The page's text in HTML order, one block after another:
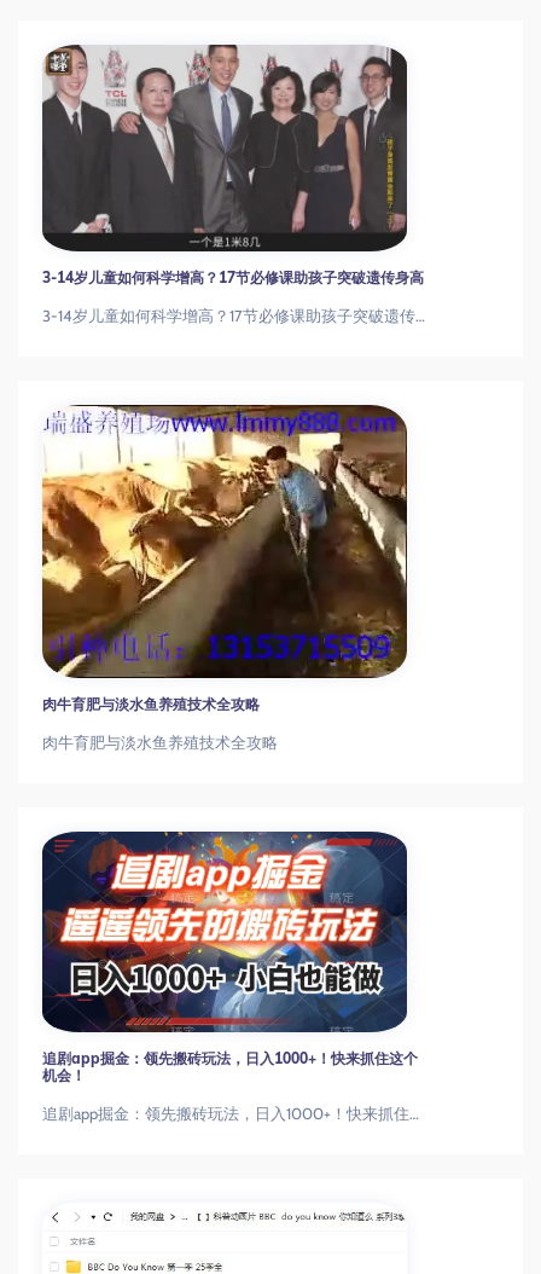
3-14岁儿童如何科学增高？17节必修课助孩子突破遗传身高
3-14岁儿童如何科学增高？17节必修课助孩子突破遗传身高
肉牛育肥与淡水鱼养殖技术全攻略
肉牛育肥与淡水鱼养殖技术全攻略
追剧app掘金：领先搬砖玩法，日入1000+！快来抓住这个
机会！
追剧app掘金：领先搬砖玩法，日入1000+！快来抓住这个机会！